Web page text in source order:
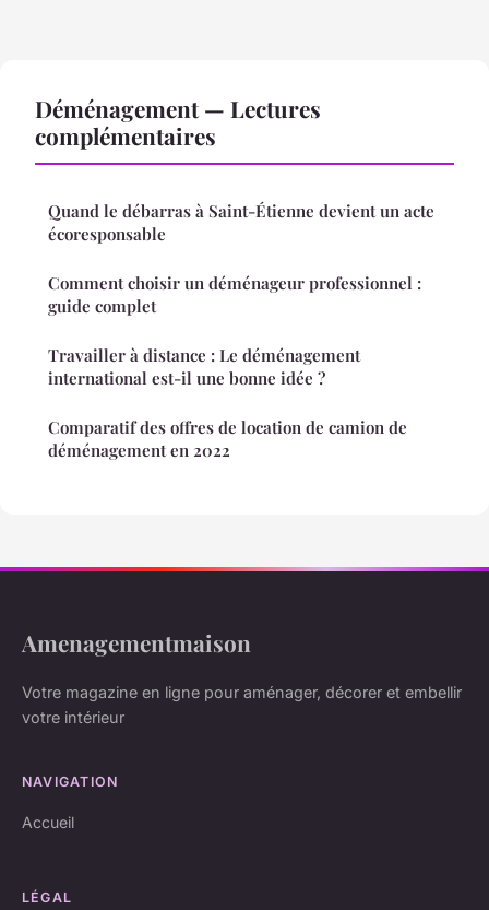
Déménagement — Lectures
complémentaires
Quand le débarras à Saint-Étienne devient un acte
écoresponsable
Comment choisir un déménageur professionnel :
guide complet
Travailler à distance : Le déménagement
international est-il une bonne idée ?
Comparatif des offres de location de camion de
déménagement en 2022
Amenagementmaison
Votre magazine en ligne pour aménager, décorer et embellir
votre intérieur
NAVIGATION
Accueil
LÉGAL